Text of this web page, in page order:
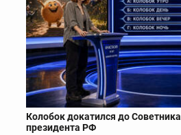
Колобок докатился до Советника
президента РФ